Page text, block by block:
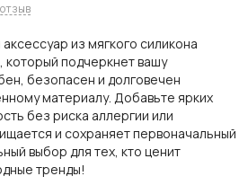
из мягкого силикона
который подчеркнет вашу
безопасен и долговечен
материалу. Добавьте ярких
без риска аллергии или
и сохраняет первоначальный
выбор для тех, кто ценит
тренды!